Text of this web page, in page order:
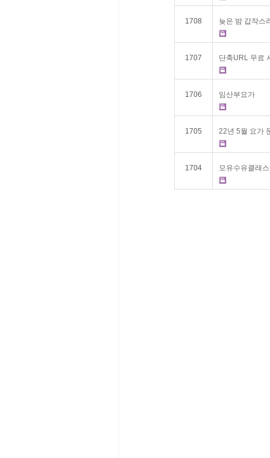
1708 늦은 밤 갑작스
1707 단축URL 무료
1706 임산부요가
1705 22년 5월 요가
1704 모유수유클래